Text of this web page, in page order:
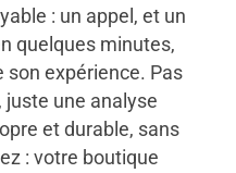
: un appel, et un
quelques minutes,
son expérience. Pas
une analyse
et durable, sans
: votre boutique